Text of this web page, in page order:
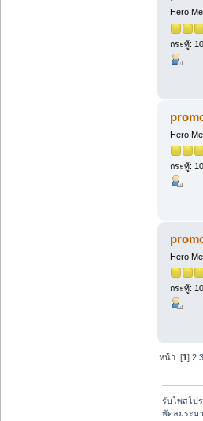
Hero
กระทู้:
Hero
กระทู้:
Hero
กระทู้:
หน้า: [1]2 3
รับโพสโป
พัดลมระบ